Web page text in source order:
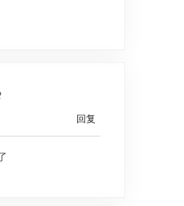
回复